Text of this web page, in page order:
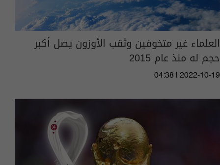
العلماء غير متخوفين وثقب الأوزون يصل أكبر
حجم له منذ عام 2015
04:38 | 2022-10-19